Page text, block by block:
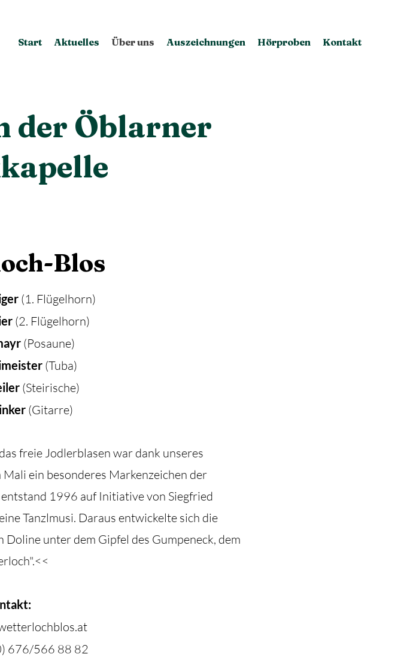
Start Aktuelles Über uns Auszeichnungen Hörproben Kontakt
der Öblarner
Blos
(1. Flügelhorn)
(2. Flügelhorn)
(Posaune)
(Tuba)
(Steirische)
(Gitarre)
freie Jodlerblasen war dank unseres
ein besonderes Markenzeichen der
1996 auf Initiative von Siegfried
Tanzlmusi. Daraus entwickelte sich die
unter dem Gipfel des Gumpeneck, dem
676/566 88 82